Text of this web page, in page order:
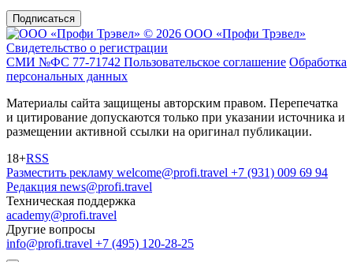
Подписаться
© 2026 ООО «Профи Трэвeл»
Свидетельство о регистрации
СМИ №ФС 77-71742 Пользовательское соглашение Обработка
персональных данных
Материалы сайта защищены авторским правом. Перепечатка
и цитирование допускаются только при указании источника и
размещении активной ссылки на оригинал публикации.
18+RSS
Разместить рекламу welcome@profi.travel +7 (931) 009 69 94
Редакция news@profi.travel
Техническая поддержка
academy@profi.travel
Другие вопросы
info@profi.travel +7 (495) 120-28-25